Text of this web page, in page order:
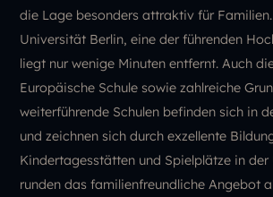
die Lage besonders attraktiv für
Universität Berlin, eine der führenden
liegt nur wenige Minuten entfernt. Auch
Europäische Schule sowie zahlreiche
weiterführende Schulen befinden sich in
und zeichnen sich durch exzellente
Kindertagesstätten und Spielplätze in der
runden das familienfreundliche Angebot